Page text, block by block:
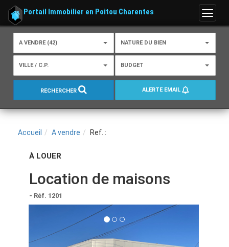
Menu
Portail Immobilier en Poitou Charentes
A VENDRE (42) NATURE DU BIEN
VILLE / C.P. BUDGET
RECHERCHER ALERTE EMAIL
Accueil A vendre Ref. :
À LOUER
Location de maisons
- Réf. 1201